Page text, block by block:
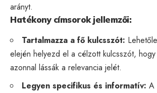
arányt.
Hatékony címsorok jellemzői:
Tartalmazza a fő kulcsszót:
elején helyezd el a célzott kulcsszót,
azonnal lássák a relevancia jelét.
Legyen specifikus és informatív: A